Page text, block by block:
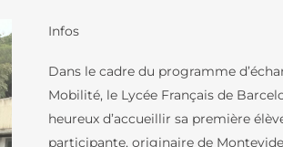
SPORTIVE SCOLAIRE
DES PARENTS
Infos
Dans le cadre du programme
Mobilité, le Lycée Français de
heureux d’accueillir sa première
participante, originaire de